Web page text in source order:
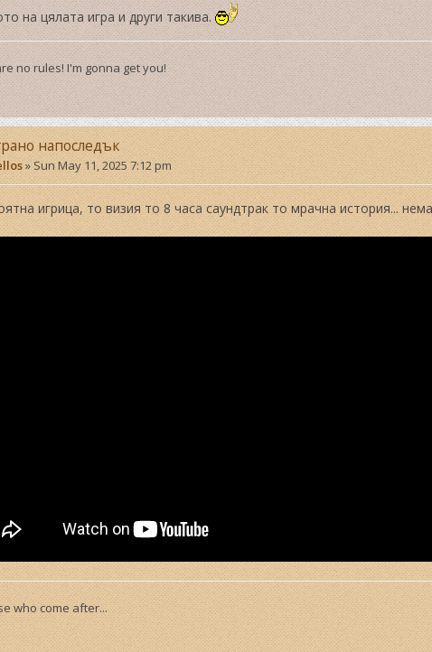
на цялата игра и други такива.
no rules! I'm gonna get you!
напоследък
»Sun May 11, 2025 7:12 pm
игрица, то визия то 8 часа саундтрак то мрачна история...
who come after...